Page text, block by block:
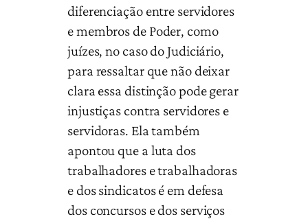
diferenciação entre servidores
e membros de Poder, como
juízes, no caso do Judiciário,
para ressaltar que não deixar
clara essa distinção pode gerar
injustiças contra servidores e
servidoras. Ela também
apontou que a luta dos
trabalhadores e trabalhadoras
e dos sindicatos é em defesa
dos concursos e dos serviços